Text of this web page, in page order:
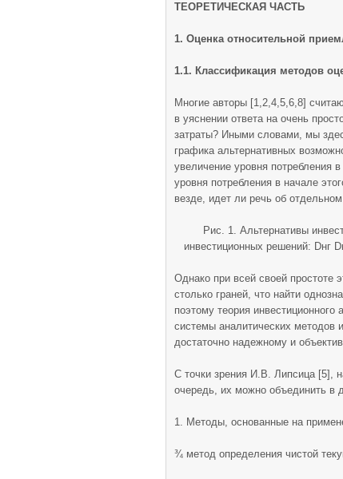
ТЕОРЕТИЧЕСКАЯ ЧАСТЬ
1. Оценка относительной
1.1. Классификация методов
Многие авторы [1,2,4,5,6,8]
в уяснении ответа на очень
затраты? Иными словами, мы
графика альтернативных
увеличение уровня потребления
уровня потребления в начале
везде, идет ли речь об
Рис. 1. Альтернативы
инвестиционных решений: Dнг
Однако при всей своей простоте
столько граней, что найти
поэтому теория
системы аналитических методов
достаточно надежному и
С точки зрения И.В. Липсица [5],
очередь, их можно объединить в
1. Методы, основанные на
¾ метод определения чистой